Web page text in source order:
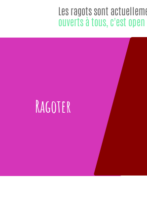
Ragoter
Les ragots sont
ouverts à tous, c'est